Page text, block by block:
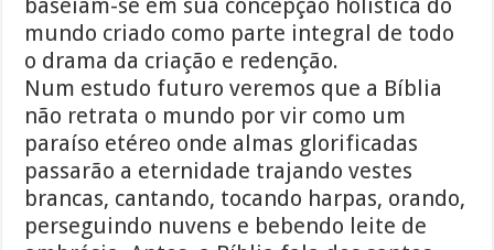
baseiam-se em sua concepção holística do
mundo criado como parte integral de todo
o drama da criação e redenção.
Num estudo futuro veremos que a Bíblia
não retrata o mundo por vir como um
paraíso etéreo onde almas glorificadas
passarão a eternidade trajando vestes
brancas, cantando, tocando harpas, orando,
perseguindo nuvens e bebendo leite de